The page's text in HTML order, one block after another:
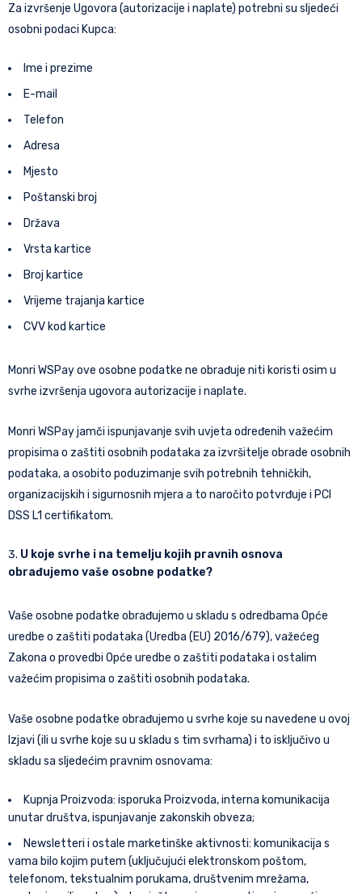
Za izvršenje Ugovora (autorizacije i naplate) potrebni su sljedeći
osobni podaci Kupca:
Ime i prezime
E-mail
Telefon
Adresa
Mjesto
Poštanski broj
Država
Vrsta kartice
Broj kartice
Vrijeme trajanja kartice
CVV kod kartice
Monri WSPay ove osobne podatke ne obrađuje niti koristi osim u
svrhe izvršenja ugovora autorizacije i naplate.
Monri WSPay jamči ispunjavanje svih uvjeta određenih važećim
propisima o zaštiti osobnih podataka za izvršitelje obrade osobnih
podataka, a osobito poduzimanje svih potrebnih tehničkih,
organizacijskih i sigurnosnih mjera a to naročito potvrđuje i PCI
DSS L1 certifikatom.
U koje svrhe i na temelju kojih pravnih osnova
obrađujemo vaše osobne podatke?
Vaše osobne podatke obrađujemo u skladu s odredbama Opće
uredbe o zaštiti podataka (Uredba (EU) 2016/679), važećeg
Zakona o provedbi Opće uredbe o zaštiti podataka i ostalim
važećim propisima o zaštiti osobnih podataka.
Vaše osobne podatke obrađujemo u svrhe koje su navedene u ovoj
Izjavi (ili u svrhe koje su u skladu s tim svrhama) i to isključivo u
skladu sa sljedećim pravnim osnovama:
Kupnja Proizvoda: isporuka Proizvoda, interna komunikacija
unutar društva, ispunjavanje zakonskih obveza;
Newsletteri i ostale marketinške aktivnosti: komunikacija s
vama bilo kojim putem (uključujući elektronskom poštom,
telefonom, tekstualnim porukama, društvenim mrežama,